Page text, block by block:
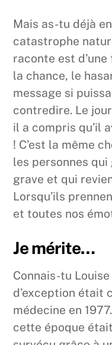
Mais as-tu déjà
catastrophe
raconte est
la chance, le
message si
contredire. Le
il a compris qu’il
! C’est la même
les personnes qui
grave et qui
Lorsqu’ils
et toutes nos
Je mérite…
Connais-tu
d’exception était
médecine en
cette époque